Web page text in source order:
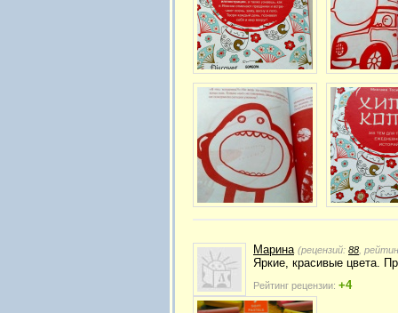
Марина (рецензий: 88 ,
Яркие, красивые цвета.
Рейтинг рецензии: +4